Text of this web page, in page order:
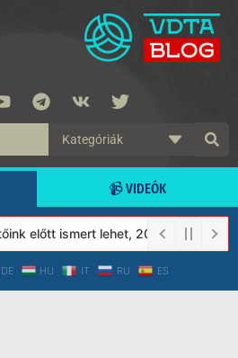
📹 VIDEÓK
előtt ismert lehet, 2023-tól a
DE HU IT RU ES